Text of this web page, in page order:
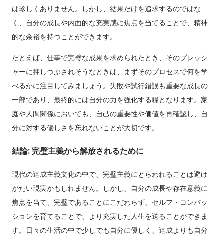
は珍しくありません。しかし、結果だけを追求するのではな
く、自分の成長や内面的な充実感に焦点を当てることで、精神
的な余裕を持つことができます。
たとえば、仕事で完璧な成果を求められたとき、そのプレッシ
ャーに押しつぶされそうなときは、まずそのプロセスで何を学
べるかに注目してみましょう。失敗や試行錯誤も重要な成長の
一部であり、最終的には自分の力を強化する糧となります。家
庭や人間関係においても、自己の重要性や価値を再確認し、自
分に対する優しさを忘れないことが大切です。
結論: 完璧主義から解放されるために
現代の達成主義文化の中で、完璧主義にとらわれることは避け
がたい現実かもしれません。しかし、自分の成長や存在意義に
焦点を当て、完璧であることにこだわらず、セルフ・コンパッ
ションを育てることで、より充実した人生を送ることができま
す。日々の生活の中で少しでも自分に優しく、達成よりも自分